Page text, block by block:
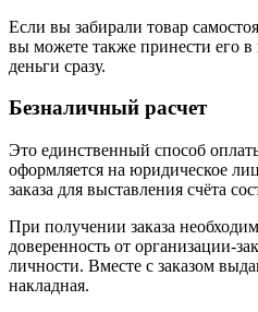
Если вы забирали товар
вы можете также принести его
деньги сразу.
Безналичный расчет
Это единственный способ
оформляется на юридическое
заказа для выставления счёта
При получении заказа
доверенность от организации-
личности. Вместе с заказом
накладная.